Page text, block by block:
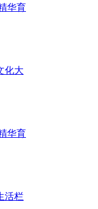
华育
化大
华育
活栏